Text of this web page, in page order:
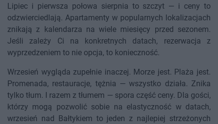
Lipiec i pierwsza połowa sierpnia to szczyt — i ceny to
odzwierciedlają. Apartamenty w popularnych lokalizacjach
znikają z kalendarza na wiele miesięcy przed sezonem.
Jeśli zależy Ci na konkretnych datach, rezerwacja z
wyprzedzeniem to nie opcja, to konieczność.
Wrzesień wygląda zupełnie inaczej. Morze jest. Plaża jest.
Promenada, restauracje, tężnia — wszystko działa. Znika
tylko tłum. I razem z tłumem — spora część ceny. Dla gości,
którzy mogą pozwolić sobie na elastyczność w datach,
wrzesień nad Bałtykiem to jeden z najlepiej strzeżonych